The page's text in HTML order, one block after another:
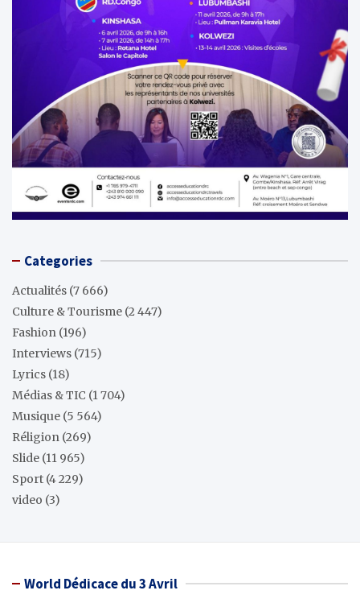
Categories
Actualités (7 666)
Culture & Tourisme (2 447)
Fashion (196)
Interviews (715)
Lyrics (18)
Médias & TIC (1 704)
Musique (5 564)
Réligion (269)
Slide (11 965)
Sport (4 229)
video (3)
World Dédicace du 3 Avril